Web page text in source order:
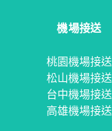
機場接送
桃園機場接送
松山機場接送
台中機場接送
高雄機場接送